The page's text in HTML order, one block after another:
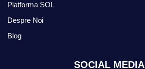
Platforma SOL
Despre Noi
Blog
SOCIAL MEDIA